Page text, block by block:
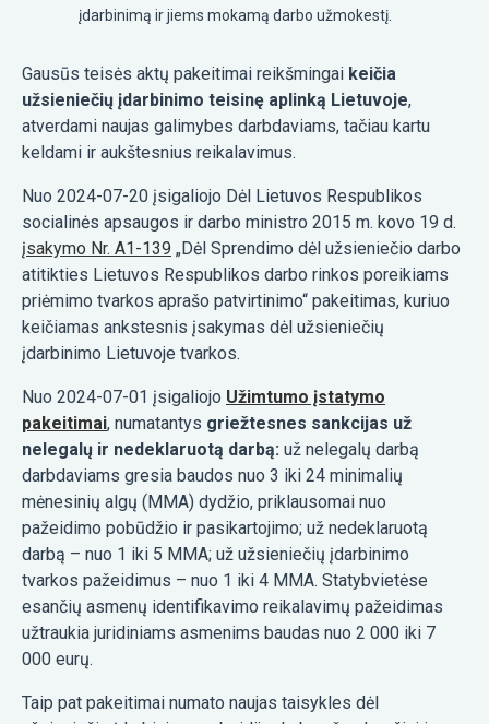
įdarbinimą ir jiems mokamą darbo užmokestį.
Gausūs teisės aktų pakeitimai reikšmingai keičia
užsieniečių įdarbinimo teisinę aplinką Lietuvoje,
atverdami naujas galimybes darbdaviams, tačiau kartu
keldami ir aukštesnius reikalavimus.
Nuo 2024-07-20 įsigaliojo Dėl Lietuvos Respublikos
socialinės apsaugos ir darbo ministro 2015 m. kovo 19 d.
įsakymo Nr. A1-139 „Dėl Sprendimo dėl užsieniečio darbo
atitikties Lietuvos Respublikos darbo rinkos poreikiams
priėmimo tvarkos aprašo patvirtinimo“ pakeitimas, kuriuo
keičiamas ankstesnis įsakymas dėl užsieniečių
įdarbinimo Lietuvoje tvarkos.
Nuo 2024-07-01 įsigaliojo Užimtumo įstatymo
pakeitimai, numatantys griežtesnes sankcijas už
nelegalų ir nedeklaruotą darbą: už nelegalų darbą
darbdaviams gresia baudos nuo 3 iki 24 minimalių
mėnesinių algų (MMA) dydžio, priklausomai nuo
pažeidimo pobūdžio ir pasikartojimo; už nedeklaruotą
darbą – nuo 1 iki 5 MMA; už užsieniečių įdarbinimo
tvarkos pažeidimus – nuo 1 iki 4 MMA. Statybvietėse
esančių asmenų identifikavimo reikalavimų pažeidimas
užtraukia juridiniams asmenims baudas nuo 2 000 iki 7
000 eurų.
Taip pat pakeitimai numato naujas taisykles dėl